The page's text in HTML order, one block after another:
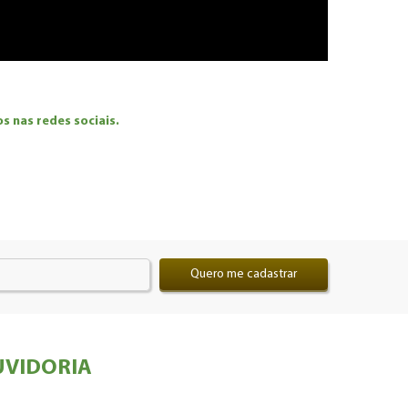
nas redes sociais.
Quero me cadastrar